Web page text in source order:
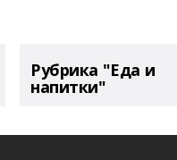
Рубрика "Еда и
напитки"